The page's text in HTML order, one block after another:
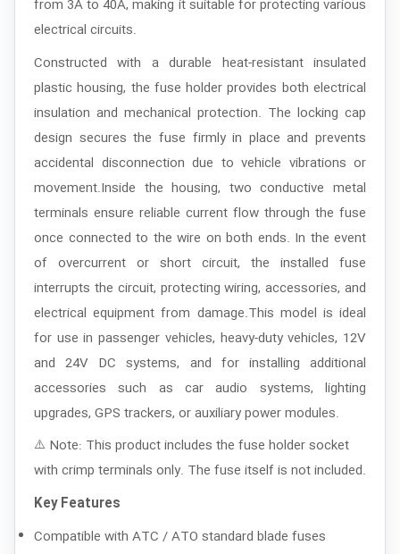
from 3A to 40A, making it suitable for protecting various
electrical circuits.
Constructed with a durable heat-resistant insulated
plastic housing, the fuse holder provides both electrical
insulation and mechanical protection. The locking cap
design secures the fuse firmly in place and prevents
accidental disconnection due to vehicle vibrations or
movement.Inside the housing, two conductive metal
terminals ensure reliable current flow through the fuse
once connected to the wire on both ends. In the event
of overcurrent or short circuit, the installed fuse
interrupts the circuit, protecting wiring, accessories, and
electrical equipment from damage.This model is ideal
for use in passenger vehicles, heavy-duty vehicles, 12V
and 24V DC systems, and for installing additional
accessories such as car audio systems, lighting
upgrades, GPS trackers, or auxiliary power modules.
⚠️ Note: This product includes the fuse holder socket
with crimp terminals only. The fuse itself is not included.
Key Features
Compatible with ATC / ATO standard blade fuses